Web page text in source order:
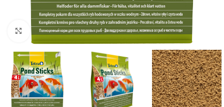
Нажмите, чтобы увеличить